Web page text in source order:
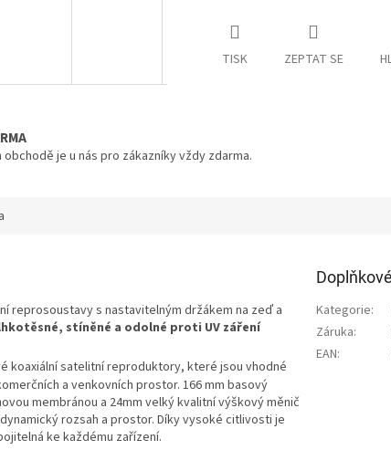
R
M
TISK ZEPTAT SE
je u nás pro zákazníky vždy zdarma.
reprosoustavy s nastavitelným držákem na zeď a
stíněné a odolné proti UV záření
koaxiální satelitní reproduktory, které jsou vhodné
a venkovních prostor. 166 mm basový
membránou a 24mm velký kvalitní výškový měnič
rozsah a prostor. Díky vysoké citlivosti je
ke každému zařízení.
Kategorie:
Záruka:
EAN: